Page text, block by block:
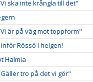
ska inte krångla till det"
är på väg mot toppform"
Rössö i helgen!
Halmia
tro på det vi gör"